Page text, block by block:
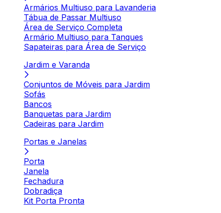
Armários Multiuso para Lavanderia
Tábua de Passar Multiuso
Área de Serviço Completa
Armário Multiuso para Tanques
Sapateiras para Área de Serviço
Jardim e Varanda
Conjuntos de Móveis para Jardim
Sofás
Bancos
Banquetas para Jardim
Cadeiras para Jardim
Portas e Janelas
Porta
Janela
Fechadura
Dobradiça
Kit Porta Pronta